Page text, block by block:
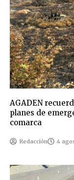
AGADEN
planes de
comarca
Redacción 4